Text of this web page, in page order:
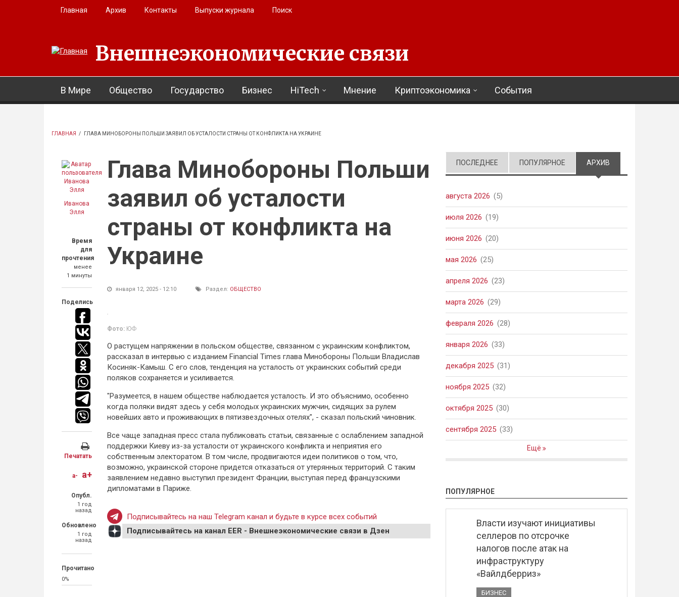
Перейти к основному содержанию
Главная Архив Контакты Выпуски журнала Поиск
Внешнеэкономические связи
В Мире Общество Государство Бизнес HiTech Мнение Криптоэкономика События
ГЛАВНАЯ / ГЛАВА МИНОБОРОНЫ ПОЛЬШИ ЗАЯВИЛ ОБ УСТАЛОСТИ СТРАНЫ ОТ КОНФЛИКТА НА УКРАИНЕ
Иванова
Элля
Время
для
прочтения
менее
1 минуты
Поделись
Печатать
a- a+
Опубл.
1 год
назад
Обновлено
1 год
назад
Прочитано
0%
Глава Минобороны Польши
заявил об усталости
страны от конфликта на
Украине
января 12, 2025 - 12:10 Раздел: ОБЩЕСТВО
Фото: ЮФ
О растущем напряжении в польском обществе, связанном с украинским конфликтом,
рассказал в интервью с изданием Financial Times глава Минобороны Польши Владислав
Косиняк-Камыш. С его слов, тенденция на усталость от украинских событий среди
поляков сохраняется и усиливается.
"Разумеется, в нашем обществе наблюдается усталость. И это объяснимо, особенно
когда поляки видят здесь у себя молодых украинских мужчин, сидящих за рулем
новейших авто и проживающих в пятизвездочных отелях", - сказал польский чиновник.
Все чаще западная пресс стала публиковать статьи, связанные с ослаблением западной
поддержки Киеву из-за усталости от украинского конфликта и неприятия его
собственным электоратом. В том числе, продвигаются идеи политиков о том, что,
возможно, украинской стороне придется отказаться от утерянных территорий. С таким
заявлением недавно выступил президент Франции, выступая перед французскими
дипломатами в Париже.
Подписывайтесь на наш Telegram канал и будьте в курсе всех событий
Подписывайтесь на канал EER - Внешнеэкономические связи в Дзен
ПОСЛЕДНЕЕ ПОПУЛЯРНОЕ АРХИВ
августа 2026 (5)
июля 2026 (19)
июня 2026 (20)
мая 2026 (25)
апреля 2026 (23)
марта 2026 (29)
февраля 2026 (28)
января 2026 (33)
декабря 2025 (31)
ноября 2025 (32)
октября 2025 (30)
сентября 2025 (33)
Ещё
ПОПУЛЯРНОЕ
Власти изучают инициативы
селлеров по отсрочке
налогов после атак на
инфраструктуру
«Вайлдберриз»
БИЗНЕС